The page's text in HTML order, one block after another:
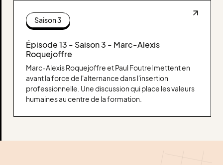
Saison 3
Épisode 13 - Saison 3 - Marc-Alexis
Roquejoffre
Marc-Alexis Roquejoffre et Paul Foutrel mettent en
avant la force de l'alternance dans l'insertion
professionnelle. Une discussion qui place les valeurs
humaines au centre de la formation.